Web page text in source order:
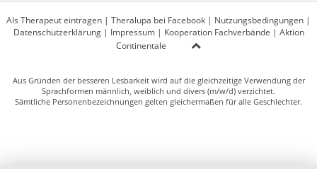
Als Therapeut eintragen | Theralupa bei Facebook | Nutzungsbedingungen |
Datenschutzerklärung| Impressum| Kooperation Fachverbände | Aktion
Continentale
Aus Gründen der besseren Lesbarkeit wird auf die gleichzeitige Verwendung der
Sprachformen männlich, weiblich und divers (m/w/d) verzichtet.
Sämtliche Personenbezeichnungen gelten gleichermaßen für alle Geschlechter.